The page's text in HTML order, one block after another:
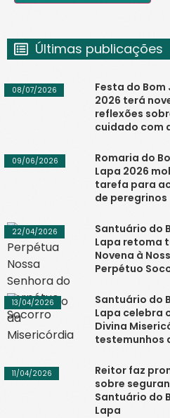
Últimas publicações
Festa do Bom
2026 terá
reflexões
cuidado com
08/07/2026
Romaria do
Lapa 2026
tarefa para
de peregrinos
09/06/2026
Santuário do
Lapa retoma
Novena à
Perpétuo
22/04/2026
Santuário do
Lapa celebra
Divina
testemunhos
13/04/2026
Reitor faz
sobre
Santuário do
Lapa
11/04/2026